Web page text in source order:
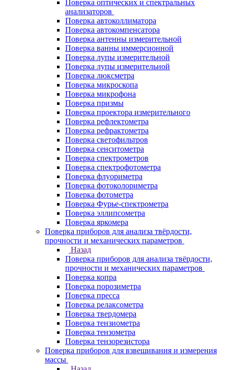
Поверка оптических и спектральных
анализаторов
Поверка автоколлиматора
Поверка автокомпенсатора
Поверка антенны измерительной
Поверка ванны иммерсионной
Поверка лупы измерительной
Поверка лупы измерительной
Поверка люксметра
Поверка микроскопа
Поверка микрофона
Поверка призмы
Поверка проектора измерительного
Поверка рефлектометра
Поверка рефрактометра
Поверка светофильтров
Поверка сенситометра
Поверка спектрометров
Поверка спектрофотометра
Поверка флуориметра
Поверка фотоколориметра
Поверка фотометра
Поверка Фурье-спектрометра
Поверка эллипсометра
Поверка яркомера
Поверка приборов для анализа твёрдости,
прочности и механических параметров
Назад
Поверка приборов для анализа твёрдости,
прочности и механических параметров
Поверка копра
Поверка порозиметра
Поверка пресса
Поверка релаксометра
Поверка твердомера
Поверка тензиометра
Поверка тензометра
Поверка тензорезистора
Поверка приборов для взвешивания и измерения
массы